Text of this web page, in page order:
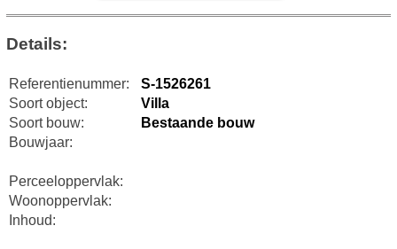
Details:
Referentienummer:
S-1526261
Soort object:
Villa
Soort bouw:
Bestaande bouw
Bouwjaar:
Perceeloppervlak:
Woonoppervlak:
Inhoud: